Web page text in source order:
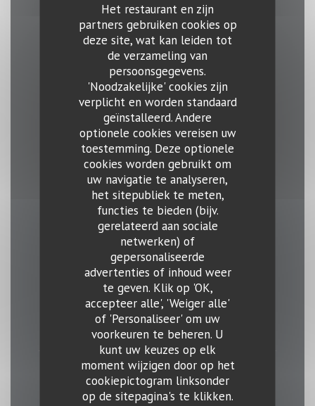
Het restaurant en zijn
partners gebruiken cookies op
deze site, wat kan leiden tot
de verzameling van
persoonsgegevens.
'Noodzakelijke' cookies zijn
verplicht en worden standaard
geïnstalleerd. Andere
optionele cookies vereisen uw
toestemming. Deze optionele
cookies worden gebruikt om
uw navigatie te analyseren,
het sitepubliek te meten,
functies te bieden (bijv.
gerelateerd aan sociale
netwerken) of
gepersonaliseerde
advertenties of inhoud weer
te geven. Klik op 'OK,
accepteer alle', 'Weiger alle'
of 'Personaliseer' om uw
voorkeuren te beheren. U
kunt uw keuzes op elk
moment wijzigen door op het
cookiepictogram linksonder
op de sitepagina's te klikken.
Diensten
Bruiloften, Live muziek en concerten, Functie
kamer te huren, Prive Kamer, Private Hire,
Overdekt terras, Authentieke instelling
Betaalmethoden
Zonder contact, Restaurant Ticket, Eurocard /
Mastercard, Contant geld, Visa, American Express
Openingstijden
Maandag
11:30 - 14:00
18:00 - 23:00
Din-Don
11:30 - 23:00